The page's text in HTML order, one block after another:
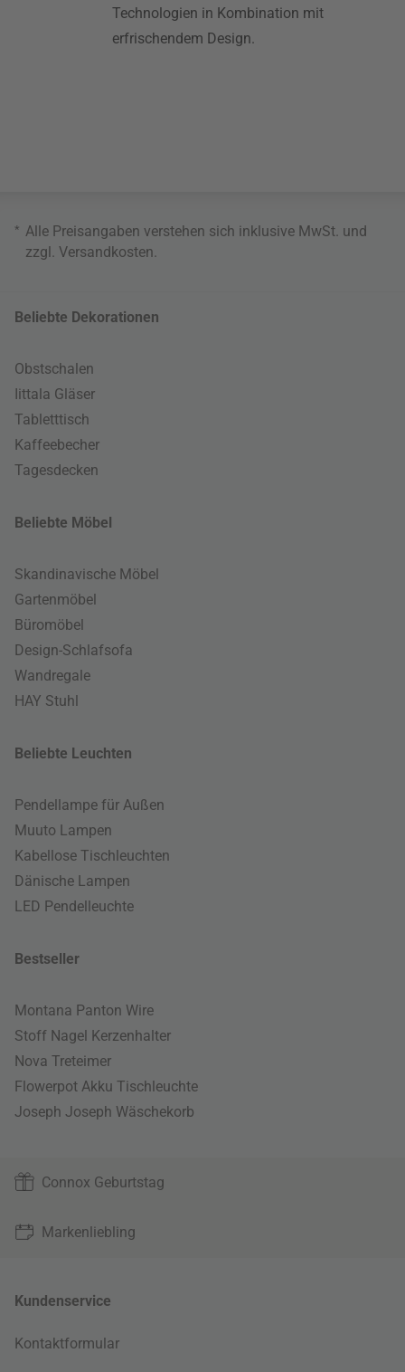
Technologien in Kombination mit
erfrischendem Design.
* Alle Preisangaben verstehen sich inklusive MwSt. und
zzgl. Versandkosten
Beliebte Dekorationen
Obstschalen
Iittala Gläser
Tabletttisch
Kaffeebecher
Tagesdecken
Beliebte Möbel
Skandinavische Möbel
Gartenmöbel
Büromöbel
Design-Schlafsofa
Wandregale
HAY Stuhl
Beliebte Leuchten
Pendellampe für Außen
Muuto Lampen
Kabellose Tischleuchten
Dänische Lampen
LED Pendelleuchte
Bestseller
Montana Panton Wire
Stoff Nagel Kerzenhalter
Nova Treteimer
Flowerpot Akku Tischleuchte
Joseph Joseph Wäschekorb
Connox Geburtstag
Markenliebling
Kundenservice
Kontaktformular